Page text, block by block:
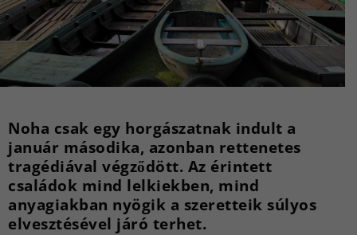
Noha csak egy horgászatnak indult a
január másodika, azonban rettenetes
tragédiával végződött. Az érintett
családok mind lelkiekben, mind
anyagiakban nyögik a szeretteik súlyos
elvesztésével járó terhet.